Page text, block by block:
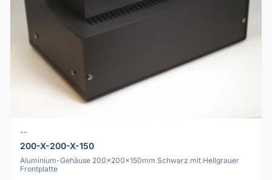
--
200-X-200-X-150
Aluminium-Gehäuse 200x200x150mm Schwarz mit Hellgrauer
Frontplatte